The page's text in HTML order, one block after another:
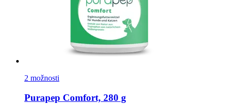
2 možnosti
Purapep Comfort, 280 g